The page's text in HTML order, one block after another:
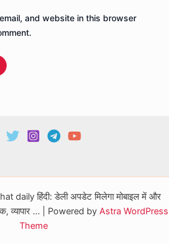
and website in this browser
daily हिंदी: डेली अपडेट मिलेगा मोबाइल में और
व्यापार ... | Powered by Astra WordPress
Theme